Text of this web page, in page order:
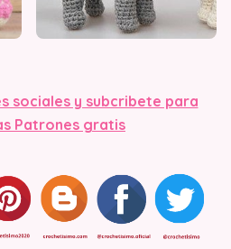
sociales y subcribete para
Patrones gratis